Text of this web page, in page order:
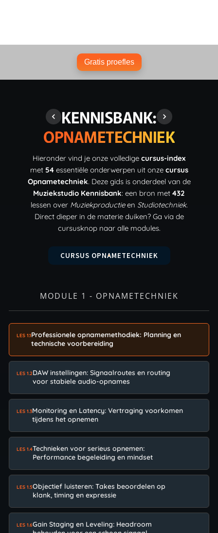
Gratis proefles
KENNISBANK:
OPNAMETECHNIEK
Hieronder vind je onze volledige cursus-index
met 54essentiële onderwerpen uit onze cursus
Opnametechniek. Deze gids is onderdeel van de
Muziekstudio Kennisbank: een bron met 432
lessen over Muziekproductieen Studiotechniek.
Direct dieper in de materie duiken? Ga via de
cursusknop naar alle modules.
CURSUS OPNAMETECHNIEK
MODULE 1 - OPNAMETECHNIEK
LES 1.1Professionele opnamemethodiek: Planning en
technische voorbereiding
LES 1.2DAW instellingen: Signaalroutes en routing
voor stabiele audio-opnames
LES 1.3Monitoring en Latency: Vertraging voorkomen
tijdens het opnemen
LES 1.4Technieken voor serieus opnemen:
Performance begeleiding en mindset
LES 1.5Objectief luisteren: Takes beoordelen op
klank, timing en expressie
LES 1.6Gain Staging en Leveling: Headroom